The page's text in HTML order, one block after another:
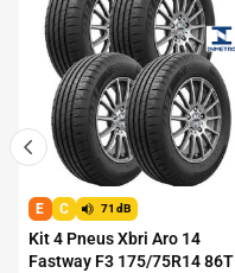
E C 71dB
Kit 4 Pneus Xbri Aro 14
Fastway F3 175/75R14 86T